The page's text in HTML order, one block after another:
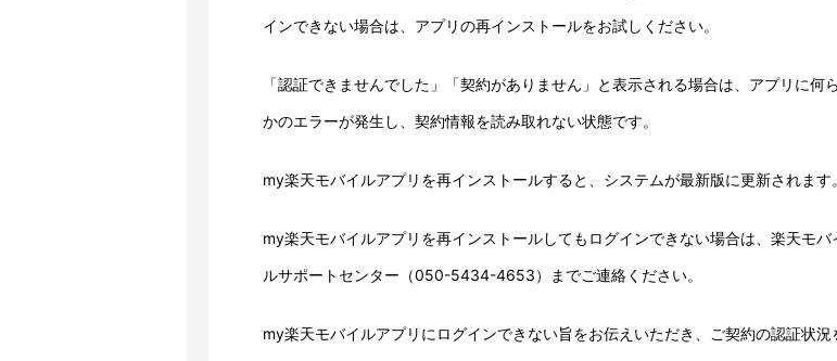
インできない場合は、アプリの再インストールをお試しください。
「認証できませんでした」「契約がありません」と表示される場合は、アプリに何ら
かのエラーが発生し、契約情報を読み取れない状態です。
my楽天モバイルアプリを再インストールすると、システムが最新版に更新されます。
my楽天モバイルアプリを再インストールしてもログインできない場合は、楽天モバ
ルサポートセンター（050-5434-4653）までご連絡ください。
my楽天モバイルアプリにログインできない旨をお伝えいただき、ご契約の認証状況